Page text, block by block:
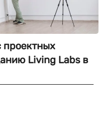
проектных
Living Labs в